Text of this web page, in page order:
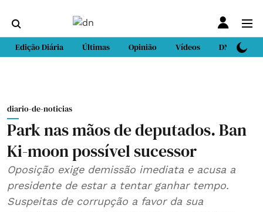
Edição Diária Últimas Opinião Vídeos DN Sport
diario-de-noticias
Park nas mãos de deputados. Ban
Ki-moon possível sucessor
Oposição exige demissão imediata e acusa a
presidente de estar a tentar ganhar tempo.
Suspeitas de corrupção a favor da sua